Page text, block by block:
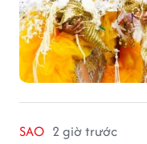
SAO 2 giờ trước